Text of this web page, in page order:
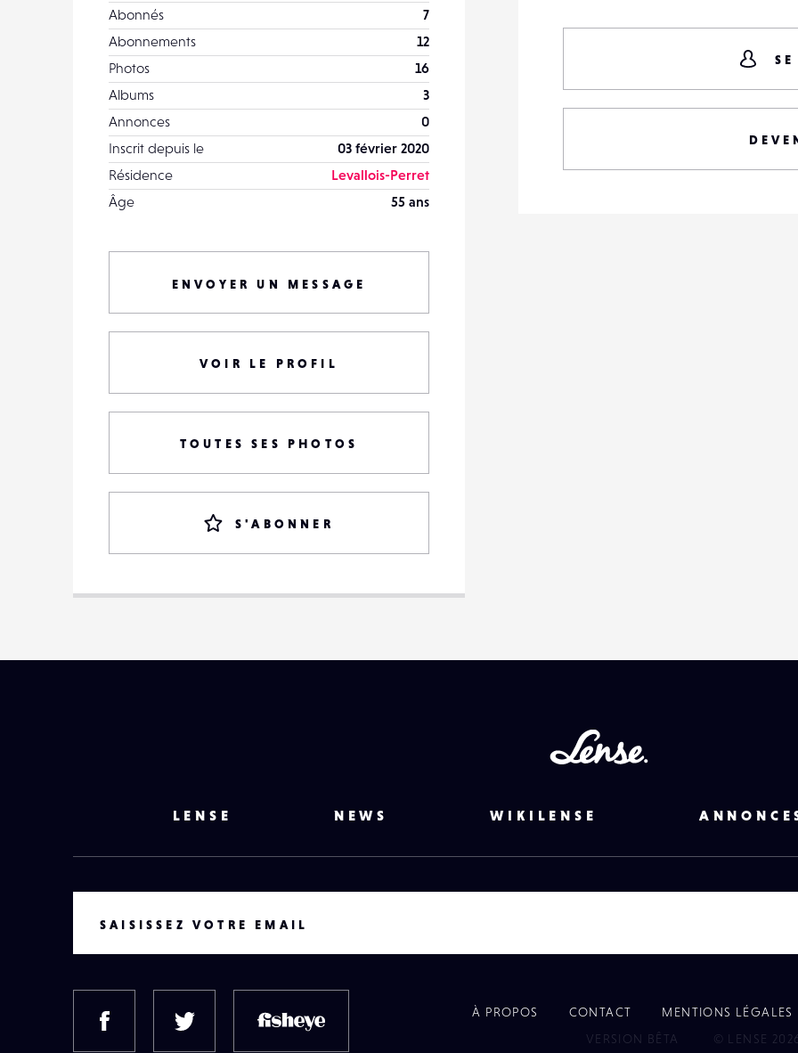
Abonnés
7
Abonnements
12
Photos
16
Albums
3
Annonces
0
Inscrit depuis le
03 février 2020
Résidence
Levallois-Perret
Âge
55 ans
ENVOYER UN MESSAGE
VOIR LE PROFIL
TOUTES SES PHOTOS
S'ABONNER
LENSE NEWS WIKILENSE
SAISISSEZ VOTRE EMAIL
FACEBOOK TWITTER
À PROPOS CONTACT
MENTIONS LÉGALES
VERSION BÊTA
© LENSE